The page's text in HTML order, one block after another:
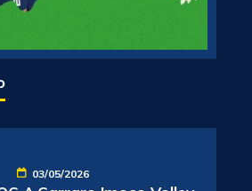
03/05/2026